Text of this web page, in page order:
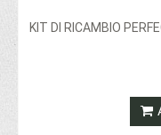
KIT DI RICAMBIO